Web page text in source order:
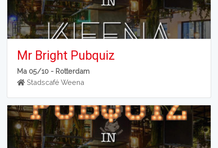
Mr Bright Pubquiz
Ma 05/10 - Rotterdam
Stadscafé Weena